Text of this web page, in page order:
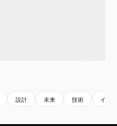
設計 未来 技術 イラ